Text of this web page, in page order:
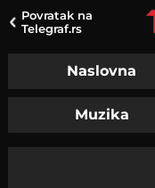
Povratak na
Telegraf.rs
Naslovna
Muzika